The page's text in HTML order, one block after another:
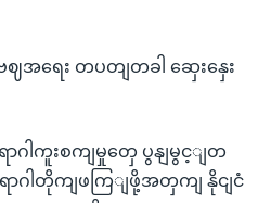
ဈအရေး တပတျတခါ ဆှေးနှေး
ဂါကူးစကျမှုတှေ ပွနျမွင့ျတ
ာဂါတိုကျဖကြျဖို့အတှကျ နိုငျငံ